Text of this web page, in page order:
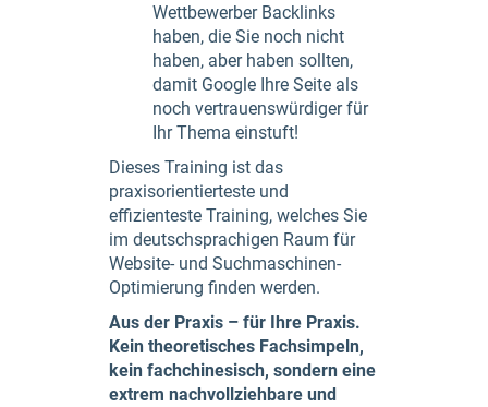
Wettbewerber Backlinks
haben, die Sie noch nicht
haben, aber haben sollten,
damit Google Ihre Seite als
noch vertrauenswürdiger für
Ihr Thema einstuft!
Dieses Training ist das
praxisorientierteste und
effizienteste Training, welches Sie
im deutschsprachigen Raum für
Website- und Suchmaschinen-
Optimierung finden werden.
Aus der Praxis – für Ihre Praxis.
Kein theoretisches Fachsimpeln,
kein fachchinesisch, sondern eine
extrem nachvollziehbare und